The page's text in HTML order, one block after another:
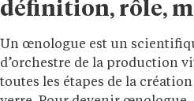
définition, rôle,
Un œnologue est un
d’orchestre de la production
toutes les étapes de la